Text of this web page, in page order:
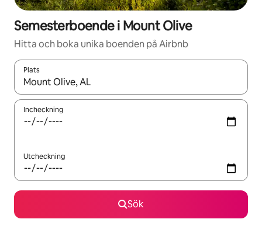
Semesterboende i Mount Olive
Hitta och boka unika boenden på Airbnb
Plats
När resultaten är tillgängliga kan du navigera med upp- och
Incheckning
Utcheckning
Sök